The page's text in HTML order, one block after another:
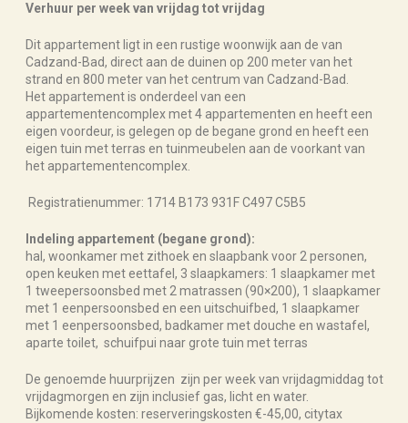
Verhuur per week van vrijdag tot vrijdag
Dit appartement ligt in een rustige woonwijk aan de van
Cadzand-Bad, direct aan de duinen op 200 meter van het
strand en 800 meter van het centrum van Cadzand-Bad.
Het appartement is onderdeel van een
appartementencomplex met 4 appartementen en heeft een
eigen voordeur, is gelegen op de begane grond en heeft een
eigen tuin met terras en tuinmeubelen aan de voorkant van
het appartementencomplex.
Registratienummer: 1714 B173 931F C497 C5B5
Indeling appartement (begane grond):
hal, woonkamer met zithoek en slaapbank voor 2 personen,
open keuken met eettafel, 3 slaapkamers: 1 slaapkamer met
1 tweepersoonsbed met 2 matrassen (90×200), 1 slaapkamer
met 1 eenpersoonsbed en een uitschuifbed, 1 slaapkamer
met 1 eenpersoonsbed, badkamer met douche en wastafel,
aparte toilet, schuifpui naar grote tuin met terras
De genoemde huurprijzen zijn per week van vrijdagmiddag tot
vrijdagmorgen en zijn inclusief gas, licht en water.
Bijkomende kosten: reserveringskosten €-45,00, citytax